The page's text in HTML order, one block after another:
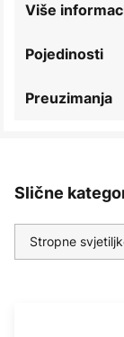
Pojedinosti
Više
Preuzimanja
Slične
Stropne